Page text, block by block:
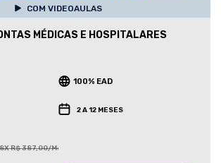
COM VIDEOAULAS
MÉDICAS E HOSPITALARES
100% EAD
2 A 12 MESES
R$ 387,00/Mês